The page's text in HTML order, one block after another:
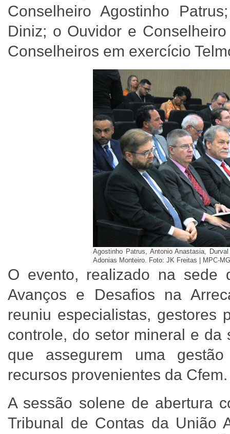
Conselheiro Agostinho
Diniz; o Ouvidor e
Conselheiros em exercício
Agostinho Patrus, Antonio Anastasia,
Adonias Monteiro. Foto: JK Freitas | MPC-MG
O evento, realizado na sede
Avanços e Desafios na
reuniu especialistas, gestores
controle, do setor mineral e
que assegurem uma
recursos provenientes da Cfem.
A sessão solene de abertura
Tribunal de Contas da União